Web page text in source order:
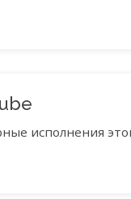
исполнения